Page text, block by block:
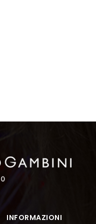
INFORMAZIONI